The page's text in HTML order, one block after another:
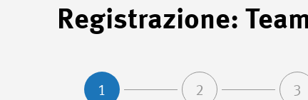
Registrazione:
1 2 3